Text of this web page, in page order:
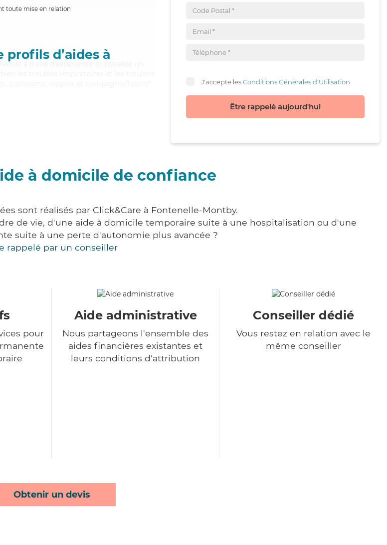
toute mise en relation
d’aides à
a 8 ans d'expérience et possède un
les troubles respiratoires et les troubles
J'accepte lesConditions Générales d'Utilisation
Être rappelé aujourd'hui
à domicile de confiance
sont réalisés par Click&Care à Fontenelle-Montby.
de vie, d'une aide à domicile temporaire suite à une hospitalisation ou d'une
suite à une perte d'autonomie plus avancée ?
rappelé par un conseiller
pour
Aide administrative
Nous partageons l'ensemble des
aides financières existantes et
leurs conditions d'attribution
Conseiller dédié
Vous restez en relation avec le
même conseiller
Obtenir un devis